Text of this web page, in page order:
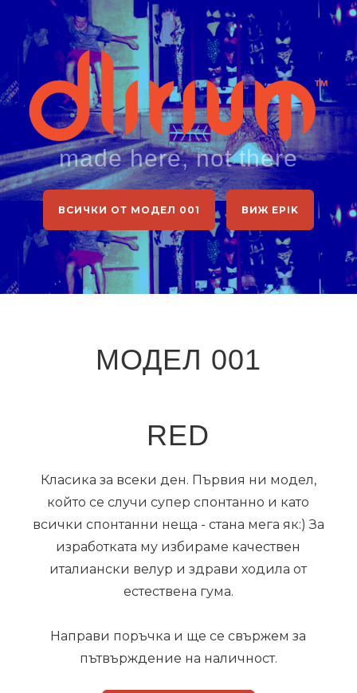
made here, not there
ВСИЧКИ ОТ МОДЕЛ 001 ВИЖ EPIK
МОДЕЛ 001
RED
Класика за всеки ден. Първия ни модел,
който се случи супер спонтанно и като
всички спонтанни неща - стана мега як:) За
изработката му избираме качествен
италиански велур и здрави ходила от
естествена гума.
Направи поръчка и ще се свържем за
пътвърждение на наличност.